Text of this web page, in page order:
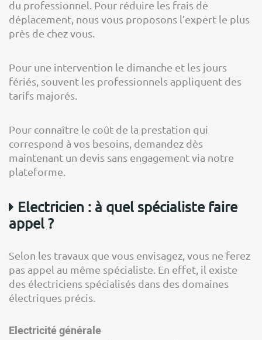
du professionnel. Pour réduire les frais de
déplacement, nous vous proposons l’expert le plus
près de chez vous.
Pour une intervention le dimanche et les jours
fériés, souvent les professionnels appliquent des
tarifs majorés.
Pour connaître le coût de la prestation qui
correspond à vos besoins, demandez dès
maintenant un devis sans engagement via notre
plateforme.
Electricien : à quel spécialiste faire
appel ?
Selon les travaux que vous envisagez, vous ne ferez
pas appel au même spécialiste. En effet, il existe
des électriciens spécialisés dans des domaines
électriques précis.
Electricité générale